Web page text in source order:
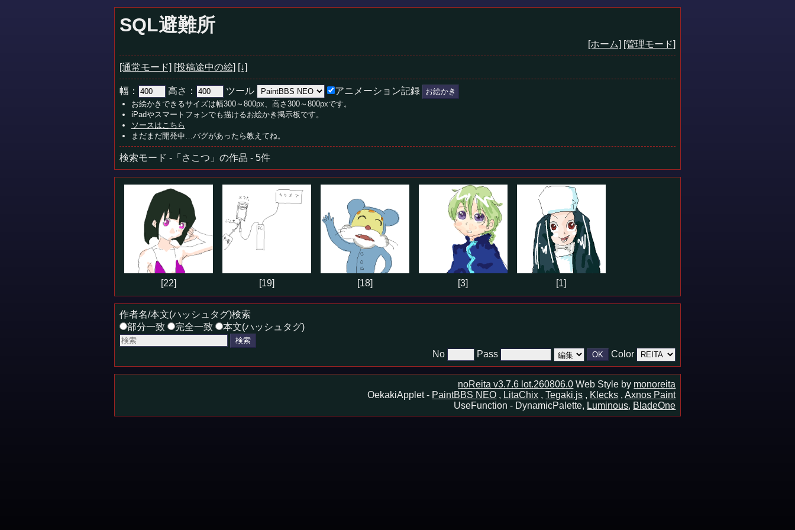
SQL避難所
[ホーム] [管理モード]
[通常モード] [投稿途中の絵] [↓]
幅： 高さ： ツール アニメーション記録
お絵かきできるサイズは幅300～800px、高さ300～800pxです。
iPadやスマートフォンでも描けるお絵かき掲示板です。
ソースはこちら
まだまだ開発中…バグがあったら教えてね。
検索モード -「さこつ」の作品 - 5件
[22] [19] [18] [3] [1]
作者名/本文(ハッシュタグ)検索
部分一致
完全一致 本文(ハッシュタグ)
No Pass Color
noReita v3.7.6 lot.260806.0 Web Style by monoreita
OekakiApplet - PaintBBS NEO , LitaChix ,Tegaki.js , Klecks ,Axnos Paint
UseFunction - DynamicPalette, Luminous, BladeOne